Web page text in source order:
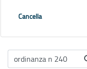
Cancella